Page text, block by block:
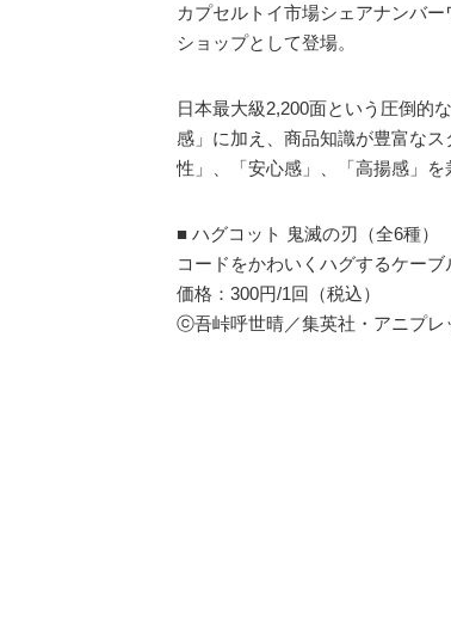
カプセルトイ市場シェアナンバ
ショップとして登場。
日本最大級2,200面という圧倒的
感」に加え、商品知識が豊富な
性」、「安心感」、「高揚感」を
■ ハグコット 鬼滅の刃（全6種）
コードをかわいくハグするケー
価格：300円/1回（税込）
ⓒ吾峠呼世晴／集英社・アニプレ